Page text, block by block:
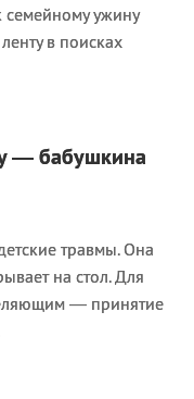
семейному ужину
в поисках
— бабушкина
травмы. Она
на стол. Для
— принятие